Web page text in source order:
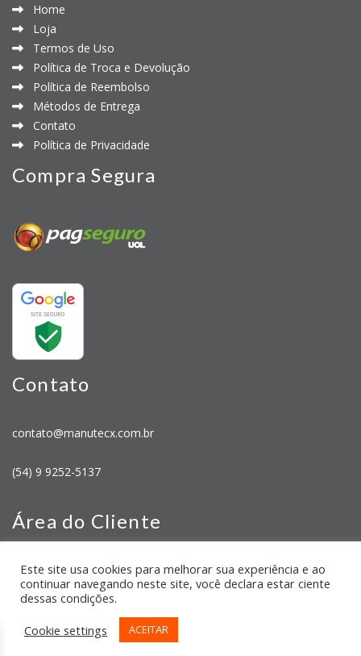
Home
Loja
Termos de Uso
Política de Troca e Devolução
Política de Reembolso
Métodos de Entrega
Contato
Política de Privacidade
Compra Segura
Contato
contato@manutecx.com.br
(54) 9 9252-5137
Área do Cliente
Minha Conta
Meus Pedidos
CNPJ: 43.054.318/0001-68 2026 Manutecx | Desenvolvido por:
Este site usa cookies para melhorar sua experiência e ao
continuar navegando neste site, você declara estar ciente
dessas condições.
Cookie settings
ACEITAR